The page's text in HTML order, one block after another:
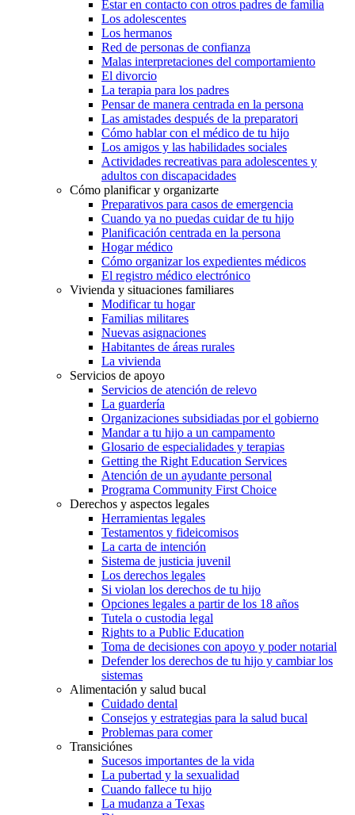
Estar en contacto con otros padres de familia
Los adolescentes
Los hermanos
Red de personas de confianza
Malas interpretaciones del comportamiento
El divorcio
La terapia para los padres
Pensar de manera centrada en la persona
Las amistades después de la preparatori
Cómo hablar con el médico de tu hijo
Los amigos y las habilidades sociales
Actividades recreativas para adolescentes y
adultos con discapacidades
Cómo planificar y organizarte
Preparativos para casos de emergencia
Cuando ya no puedas cuidar de tu hijo
Planificación centrada en la persona
Hogar médico
Cómo organizar los expedientes médicos
El registro médico electrónico
Vivienda y situaciones familiares
Modificar tu hogar
Familias militares
Nuevas asignaciones
Habitantes de áreas rurales
La vivienda
Servicios de apoyo
Servicios de atención de relevo
La guardería
Organizaciones subsidiadas por el gobierno
Mandar a tu hijo a un campamento
Glosario de especialidades y terapias
Getting the Right Education Services
Atención de un ayudante personal
Programa Community First Choice
Derechos y aspectos legales
Herramientas legales
Testamentos y fideicomisos
La carta de intención
Sistema de justicia juvenil
Los derechos legales
Si violan los derechos de tu hijo
Opciones legales a partir de los 18 años
Tutela o custodia legal
Rights to a Public Education
Toma de decisiones con apoyo y poder notarial
Defender los derechos de tu hijo y cambiar los
sistemas
Alimentación y salud bucal
Cuidado dental
Consejos y estrategias para la salud bucal
Problemas para comer
Transiciónes
Sucesos importantes de la vida
La pubertad y la sexualidad
Cuando fallece tu hijo
La mudanza a Texas